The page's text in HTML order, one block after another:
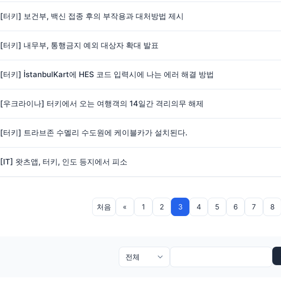
[터키] 보건부, 백신 접종 후의 부작용과 대처방법 제시
[터키] 내무부, 통행금지 예외 대상자 확대 발표
[터키] İstanbulKart에 HES 코드 입력시에 나는 에러 해결 방법
[우크라이나] 터키에서 오는 여행객의 14일간 격리의무 해제
[터키] 트라브존 수멜리 수도원에 케이블카가 설치된다.
[IT] 왓츠앱, 터키, 인도 등지에서 피소
처음 « 1 2 3 4 5 6 7 8